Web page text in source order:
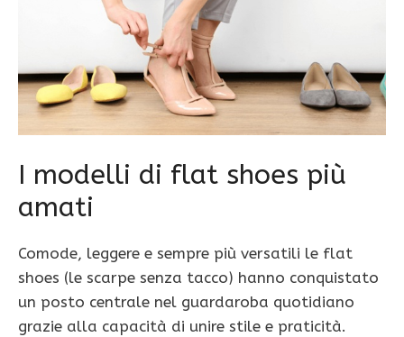
I modelli di flat shoes più
amati
Comode, leggere e sempre più versatili le flat
shoes (le scarpe senza tacco) hanno conquistato
un posto centrale nel guardaroba quotidiano
grazie alla capacità di unire stile e praticità.